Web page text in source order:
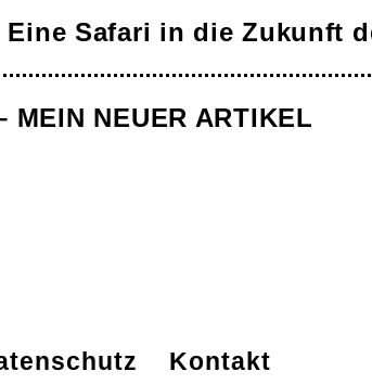
Eine Safari in die Zukunft
NEUER ARTIKEL
Kontakt